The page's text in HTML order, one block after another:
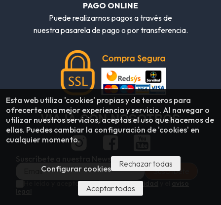
PAGO ONLINE
Puede realizarnos pagos a través de
nuestra pasarela de pago o por transferencia.
VIAJA CON NOSOTROS
Suscríbete a nuestra Newsletter
He leído y acepto lapolítica de privacidad
Esta web utiliza 'cookies' propias y de terceros para
ofrecerte una mejor experiencia y servicio. Al navegar o
utilizar nuestros servicios, aceptas el uso que hacemos de
ellas. Puedes cambiar la configuración de 'cookies' en
cualquier momento.
Configurar cookies Rechazar todas
Aceptar todas